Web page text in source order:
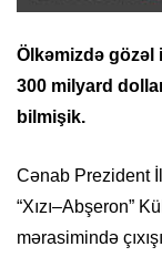
Ölkəmizdə gözəl
300 milyard
bilmişik.
Cənab Prezident
“Xızı–Abşeron”
mərasimində